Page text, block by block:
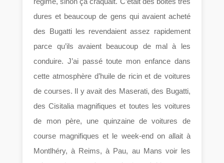
dures et beaucoup de gens qui avaient acheté
des Bugatti les revendaient assez rapidement
parce qu’ils avaient beaucoup de mal à les
conduire. J’ai passé toute mon enfance dans
cette atmosphère d’huile de ricin et de voitures
de courses. Il y avait des Maserati, des Bugatti,
des Cisitalia magnifiques et toutes les voitures
de mon père, une quinzaine de voitures de
course magnifiques et le week-end on allait à
Montlhéry, à Reims, à Pau, au Mans voir les